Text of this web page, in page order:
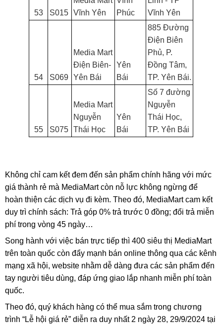
53 S015 Vĩnh Yên
Phúc
Vĩnh Yên
54 S069
Media Mart
Điện Biên-
Yên Bái
Yên
Bái
885 Đường
Điện Biên
Phủ, P.
Đồng Tâm,
TP. Yên Bái.
55 S075
Media Mart
Nguyễn
Thái Học
Yên
Bái
Số 7 đường
Nguyễn
Thái Học,
TP. Yên Bái
Không chỉ cam kết đem đến sản phẩm chính hãng với mức
giá thành rẻ mà MediaMart còn nỗ lực không ngừng để
hoàn thiện các dịch vụ đi kèm. Theo đó, MediaMart cam kết
duy trì chính sách: Trả góp 0% trả trước 0 đồng; đổi trả miễn
phí trong vòng 45 ngày…
Song hành với việc bán trực tiếp thì 400 siêu thị MediaMart
trên toàn quốc còn đẩy mạnh bán online thông qua các kênh
mạng xã hội, website nhằm dễ dàng đưa các sản phẩm đến
tay người tiêu dùng, đáp ứng giao lắp nhanh miễn phí toàn
quốc.
Theo đó, quý khách hàng có thể mua sắm trong chương
trình “Lễ hội giá rẻ” diễn ra duy nhất 2 ngày 28, 29/9/2024 tại